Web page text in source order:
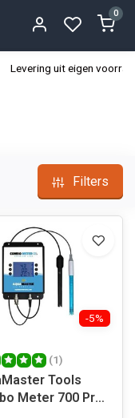
0
Levering uit eigen
Filters
-5%
(1)
Tools
Meter 700 Pro